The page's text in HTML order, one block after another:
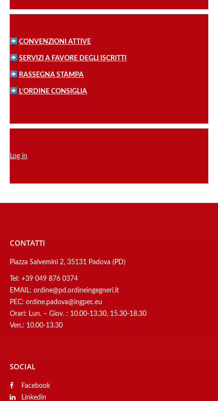
CONVENZIONI ATTIVE
SERVIZI A FAVORE DEGLI ISCRITTI
RASSEGNA STAMPA
L’ORDINE CONSIGLIA
Log in
CONTATTI
Piazza Salvemini 2, 35131 Padova (PD)
Tel: +39 049 876 0374
EMAIL: ordine@pd.ordineingegneri.it
PEC: ordine.padova@ingpec.eu
Orari: Lun. – Giov. : 10.00-13.30, 15.30-18.30
Ven.: 10.00-13.30
SOCIAL
Facebook
Linkedin